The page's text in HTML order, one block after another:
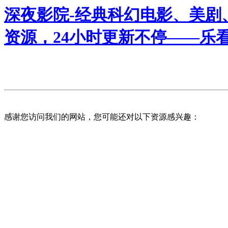
深夜影院-经典科幻电影、美
资源，24小时更新不停——乐
感谢您访问我们的网站，您可能还对以下资源感兴趣：